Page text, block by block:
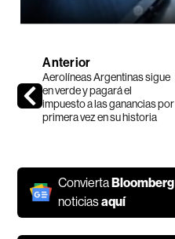
Anterior
Aerolíneas Argentinas sigue
en verde y pagará el
impuesto a las ganancias por
primera vez en su historia
Convierta
noticiasaquí